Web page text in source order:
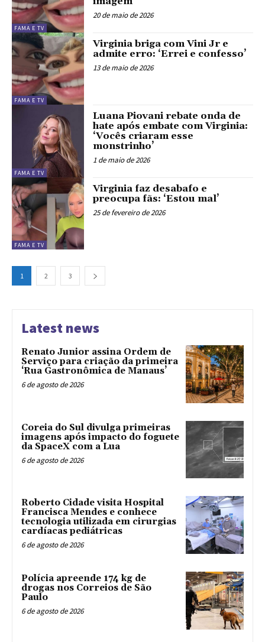
FAMA E TV
20 de maio de 2026
FAMA E TV
Virginia briga com Vini Jr e
admite erro: ‘Errei e confesso’
13 de maio de 2026
FAMA E TV
Luana Piovani rebate onda de
hate após embate com Virginia:
‘Vocês criaram esse
monstrinho’
1 de maio de 2026
FAMA E TV
Virginia faz desabafo e
preocupa fãs: ‘Estou mal’
25 de fevereiro de 2026
1 2 3
Latest news
Renato Junior assina Ordem de
Serviço para criação da primeira
‘Rua Gastronômica de Manaus’
6 de agosto de 2026
Coreia do Sul divulga primeiras
imagens após impacto do foguete
da SpaceX com a Lua
6 de agosto de 2026
Roberto Cidade visita Hospital
Francisca Mendes e conhece
tecnologia utilizada em cirurgias
cardíacas pediátricas
6 de agosto de 2026
Polícia apreende 174 kg de
drogas nos Correios de São
Paulo
6 de agosto de 2026